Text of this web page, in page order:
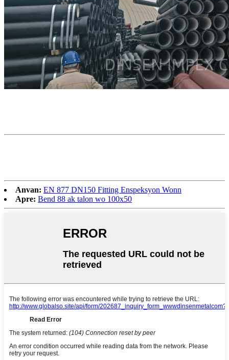
Anvan: EN 877 DN150 Fitting Enspeksyon Wonn
Apre: Bend 88 ak talon wo 100х50